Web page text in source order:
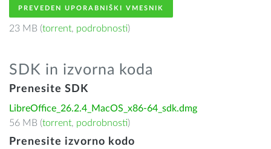
PREVEDEN UPORABNIŠKI VMESNIK
23 MB (torrent, podrobnosti)
SDK in izvorna koda
Prenesite SDK
LibreOffice_26.2.4_MacOS_x86-64_sdk.dmg
56 MB (torrent, podrobnosti)
Prenesite izvorno kodo